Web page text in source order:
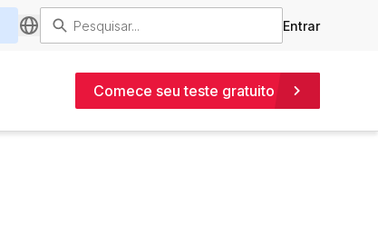
Entrar
Comece seu teste gratuito